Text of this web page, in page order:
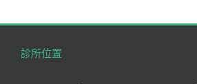
診所位置